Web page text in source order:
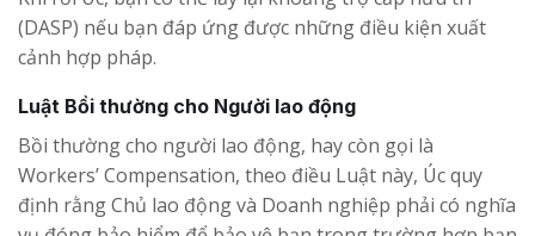
(DASP) nếu bạn đáp ứng được những điều kiện xuất
cảnh hợp pháp.
Luật Bồi thường cho Người lao động
Bồi thường cho người lao động, hay còn gọi là
Workers’ Compensation, theo điều Luật này, Úc quy
định rằng Chủ lao động và Doanh nghiệp phải có nghĩa